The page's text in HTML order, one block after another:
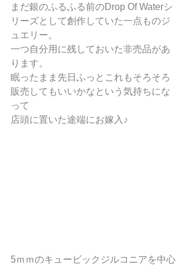
まだ銀のふるふる前のDrop Of Waterシ
リーズとして創作していた一点ものジ
ュエリー。
一つ自分用に残しておいた非売品があ
ります。
眠ったまま先日ふっとこれもそろそろ
販売してもいいかなという気持ちにな
って
店頭に置いた途端にお嫁入♪
5ｍｍのキュービックジルコニアを中心